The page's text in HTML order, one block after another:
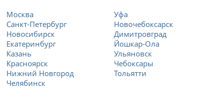
Москва
Санкт-Петербург
Новосибирск
Екатеринбург
Казань
Красноярск
Нижний Новгород
Челябинск
Уфа
Новочебоксарск
Димитровград
Йошкар-Ола
Ульяновск
Чебоксары
Тольятти